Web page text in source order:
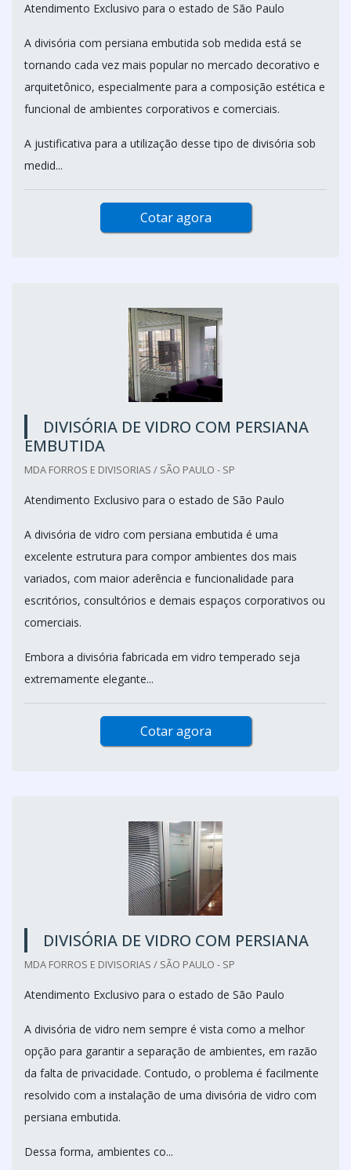
Atendimento Exclusivo para o estado de São Paulo
A divisória com persiana embutida sob medida está se
tornando cada vez mais popular no mercado decorativo e
arquitetônico, especialmente para a composição estética e
funcional de ambientes corporativos e comerciais.
A justificativa para a utilização desse tipo de divisória sob
medid...
Cotar agora
DIVISÓRIA DE VIDRO COM PERSIANA
EMBUTIDA
MDA FORROS E DIVISORIAS / SÃO PAULO - SP
Atendimento Exclusivo para o estado de São Paulo
A divisória de vidro com persiana embutida é uma
excelente estrutura para compor ambientes dos mais
variados, com maior aderência e funcionalidade para
escritórios, consultórios e demais espaços corporativos ou
comerciais.
Embora a divisória fabricada em vidro temperado seja
extremamente elegante...
Cotar agora
DIVISÓRIA DE VIDRO COM PERSIANA
MDA FORROS E DIVISORIAS / SÃO PAULO - SP
Atendimento Exclusivo para o estado de São Paulo
A divisória de vidro nem sempre é vista como a melhor
opção para garantir a separação de ambientes, em razão
da falta de privacidade. Contudo, o problema é facilmente
resolvido com a instalação de uma divisória de vidro com
persiana embutida.
Dessa forma, ambientes co...